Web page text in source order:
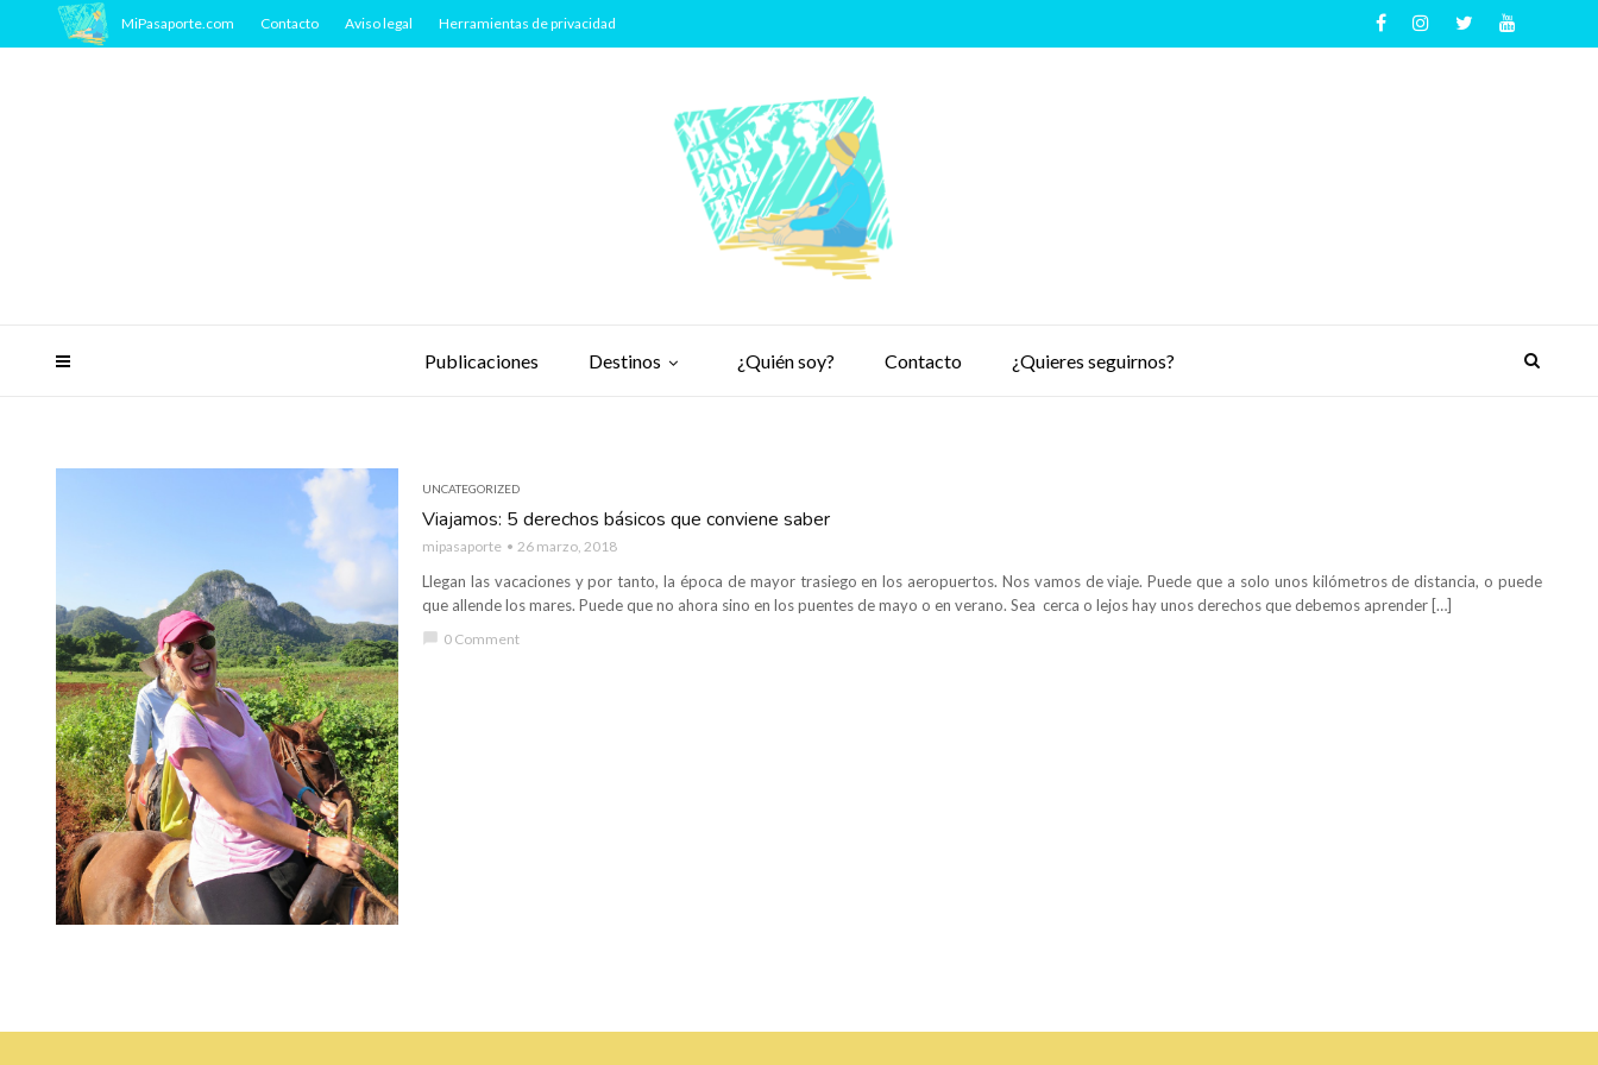
Publicaciones Destinos ¿Quién soy? Contacto ¿Quieres seguirnos?
MiPasaporte.com Contacto Aviso legal Herramientas de privacidad
UNCATEGORIZED
Viajamos: 5 derechos básicos que conviene saber
mipasaporte 26 marzo, 2018
Llegan las vacaciones y por tanto, la época de mayor trasiego en los aeropuertos. Nos vamos de viaje. Puede que a solo unos kilómetros de distancia, o puede
que allende los mares. Puede que no ahora sino en los puentes de mayo o en verano. Sea cerca o lejos hay unos derechos que debemos aprender […]
chat_bubble 0 Comment